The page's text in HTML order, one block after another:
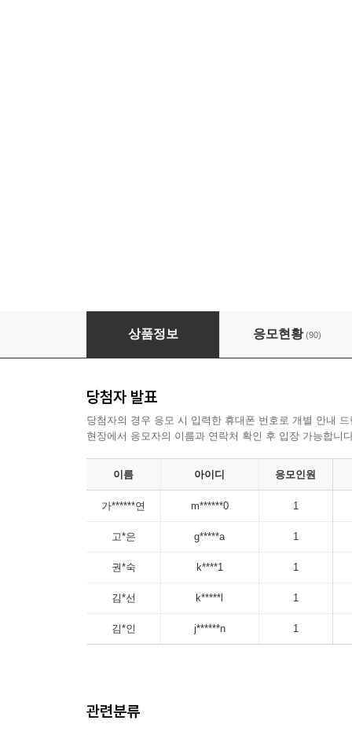
제59회 꿀시사회 : 4/22(수), 4/23(목)
상품정보 응모현황 (90)
당첨자 발표
당첨자의 경우 응모 시 입력한 휴대폰 번호로 개별 안내
현장에서 응모자의 이름과 연락처 확인 후 입장 가능합니
이름 아이디 응모인원
가******연 m******0 1
고*은 g*****a 1
권*숙 k****1 1
김*선 k*****l 1
김*인 j******n 1
관련분류